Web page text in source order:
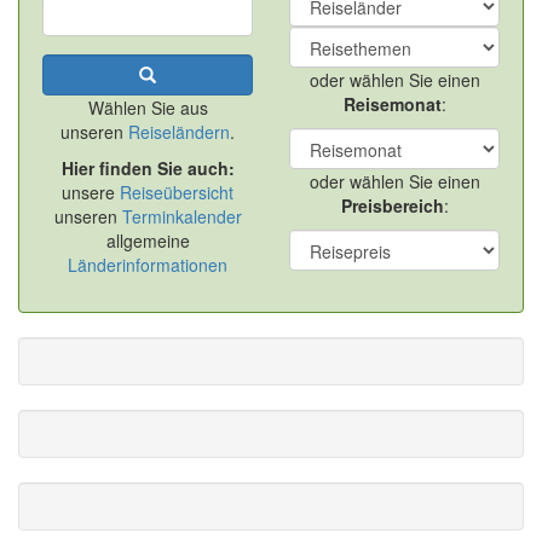
Wählen Sie aus
unseren Reiseländern.
Hier finden Sie auch:
unsere Reiseübersicht
unseren Terminkalender
allgemeine
Länderinformationen
oder wählen Sie einen
Reisemonat:
oder wählen Sie einen
Preisbereich: